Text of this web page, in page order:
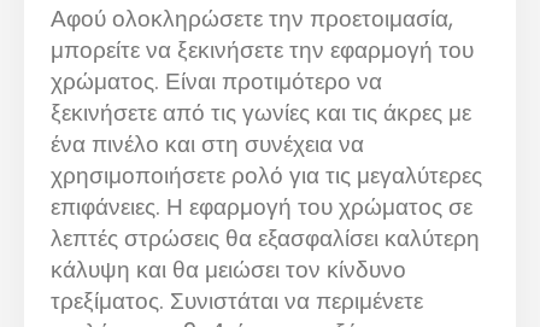
Αφού ολοκληρώσετε την προετοιμασία,
μπορείτε να ξεκινήσετε την εφαρμογή του
χρώματος. Είναι προτιμότερο να
ξεκινήσετε από τις γωνίες και τις άκρες με
ένα πινέλο και στη συνέχεια να
χρησιμοποιήσετε ρολό για τις μεγαλύτερες
επιφάνειες. Η εφαρμογή του χρώματος σε
λεπτές στρώσεις θα εξασφαλίσει καλύτερη
κάλυψη και θα μειώσει τον κίνδυνο
τρεξίματος. Συνιστάται να περιμένετε